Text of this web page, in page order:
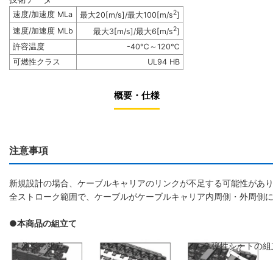
速度/加速度 MLa 最大20[m/s]/最大100[m/s2]
速度/加速度 MLb
最大3[m/s]/最大6[m/s2]
許容温度
-40℃～120℃
可燃性クラス
UL94 HB
概要・仕様
注意事項
新規設計の場合、ケーブルキャリアのリンクが不足する可能性が
全ストローク範囲で、ケーブルがケーブルキャリア内周側・外周側
●本商品の組立て
1.側板の組立 2.弾性シートの組